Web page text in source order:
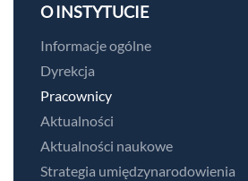
O INSTYTUCIE
Informacje ogólne
Dyrekcja
Pracownicy
Aktualności
Aktualności naukowe
Strategia umiędzynarodowienia